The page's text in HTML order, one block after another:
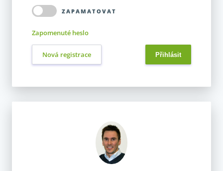
ZAPAMATOVAT
Zapomenuté heslo
Nová registrace